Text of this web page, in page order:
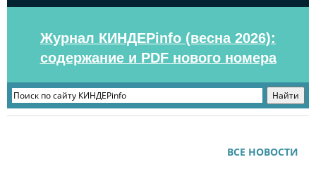
Журнал КИНДЕРinfo (весна 2026):
содержание и PDF нового номера
ВСЕ НОВОСТИ